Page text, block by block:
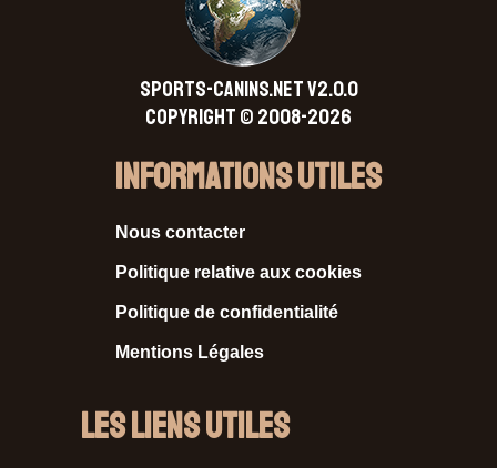
SPORTS-CANINS.NET V2.0.0
Copyright © 2008-2026
Informations Utiles
Nous contacter
Politique relative aux cookies
Politique de confidentialité
Mentions Légales
Les liens utiles